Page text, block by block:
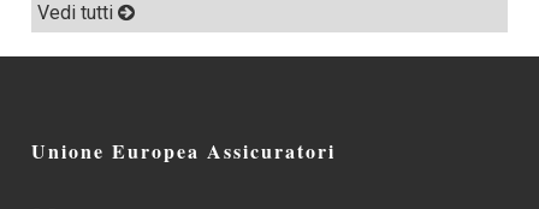
Vedi tutti
Unione Europea Assicuratori